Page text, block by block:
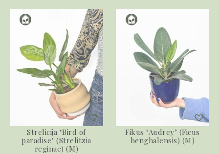
Strelicija ‘Bird of
paradise’ (Strelitzia
reginae) (M)
Fikus ‘Audrey’ (Ficus
benghalensis) (M)